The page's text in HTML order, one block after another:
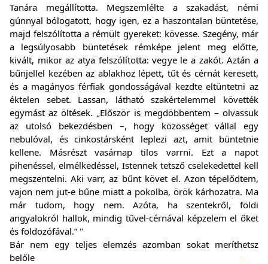
Tanára megállította. Megszemlélte a szakadást, némi
gúnnyal bólogatott, hogy igen, ez a haszontalan büntetése,
majd felszólította a rémült gyereket: kövesse. Szegény, már
a legsúlyosabb büntetések rémképe jelent meg előtte,
kivált, mikor az atya felszólította: vegye le a zakót. Aztán a
bűnjellel kezében az ablakhoz lépett, tűt és cérnát keresett,
és a magányos férfiak gondosságával kezdte eltüntetni az
éktelen sebet. Lassan, látható szakértelemmel követték
egymást az öltések. „Először is megdöbbentem – olvassuk
az utolsó bekezdésben –, hogy közösséget vállal egy
nebulóval, és cinkostársként leplezi azt, amit büntetnie
kellene. Másrészt vasárnap tilos varrni. Ezt a napot
pihenéssel, elmélkedéssel, Istennek tetsző cselekedettel kell
megszentelni. Aki varr, az bűnt követ el. Azon tépelődtem,
vajon nem jut-e bűne miatt a pokolba, örök kárhozatra. Ma
már tudom, hogy nem. Azóta, ha szentekről, földi
angyalokról hallok, mindig tűvel-cérnával képzelem el őket
és foldozófával.” "
Bár nem egy teljes elemzés azomban sokat meríthetsz
belőle